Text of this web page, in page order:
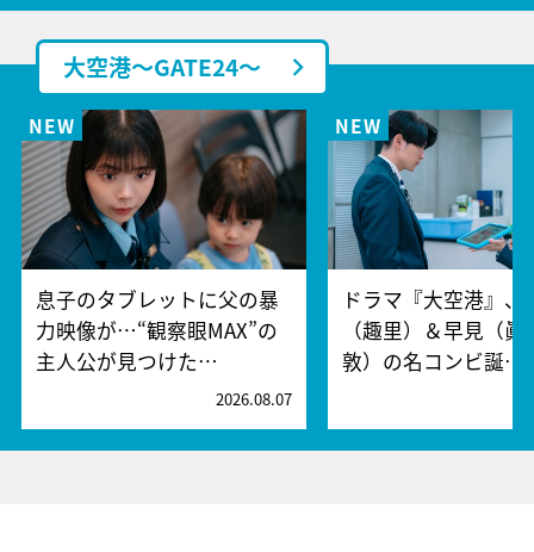
大空港～GATE24～
息子のタブレットに父の暴
力映像が…“観察眼MAX”の
主人公が見つけた…
2026.08.07
ドラマ『大空港』、
（趣里）＆早見（眞
敦）の名コンビ誕…